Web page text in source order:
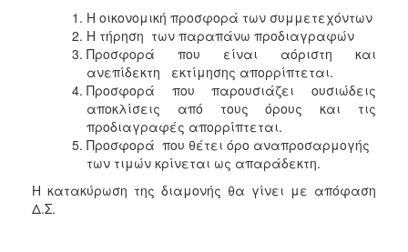
Η οικονομική προσφορά των συμμετεχόντων
Η τήρηση των παραπάνω προδιαγραφών
Προσφορά που είναι αόριστη και
ανεπίδεκτη εκτίμησης απορρίπτεται.
Προσφορά που παρουσιάζει ουσιώδεις
αποκλίσεις από τους όρους και τις
προδιαγραφές απορρίπτεται.
Προσφορά που θέτει όρο αναπροσαρμογής
των τιμών κρίνεται ως απαράδεκτη.
Η κατακύρωση της διαμονής θα γίνει με απόφαση
Δ.Σ.